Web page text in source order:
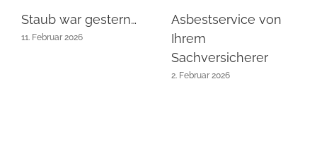
Staub war gestern…
11. Februar 2026
Asbestservice von
Ihrem
Sachversicherer
2. Februar 2026